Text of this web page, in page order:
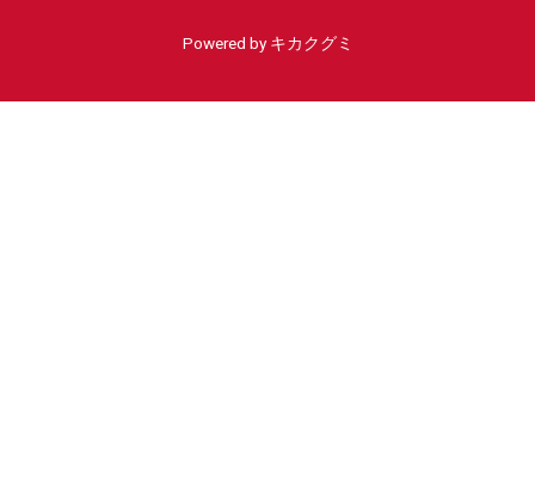
Powered by キカクグミ